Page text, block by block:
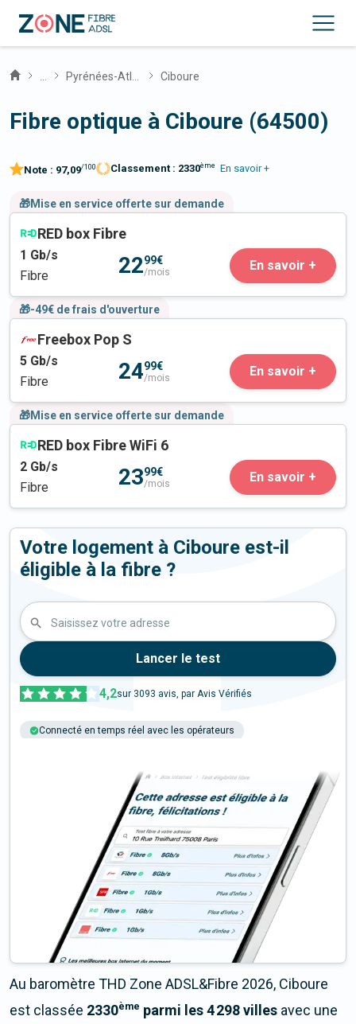
Ciboure
Fibre optique à Ciboure (64500)
Note : 97,09/100 Classement : 2330ème En savoir +
🎁Mise en service offerte sur demande
RED box Fibre
1 Gb/s
Fibre
2299€
/mois En savoir +
🎁-49€ de frais d'ouverture
Freebox Pop S
5 Gb/s
Fibre
2499€
/mois En savoir +
🎁Mise en service offerte sur demande
RED box Fibre WiFi 6
2 Gb/s
Fibre
2399€
/mois En savoir +
Votre logement à Ciboure est-il
éligible à la fibre ?
Saisissez votre adresse
Lancer le test
4,2sur 3093 avis, par Avis Vérifiés
Connecté en temps réel avec les opérateurs
Au baromètre THD Zone ADSL&Fibre 2026, Ciboure
est classée 2330ème parmi les 4 298 villes avec une